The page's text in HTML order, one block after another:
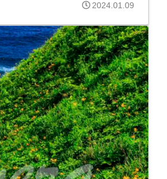
2024.01.09